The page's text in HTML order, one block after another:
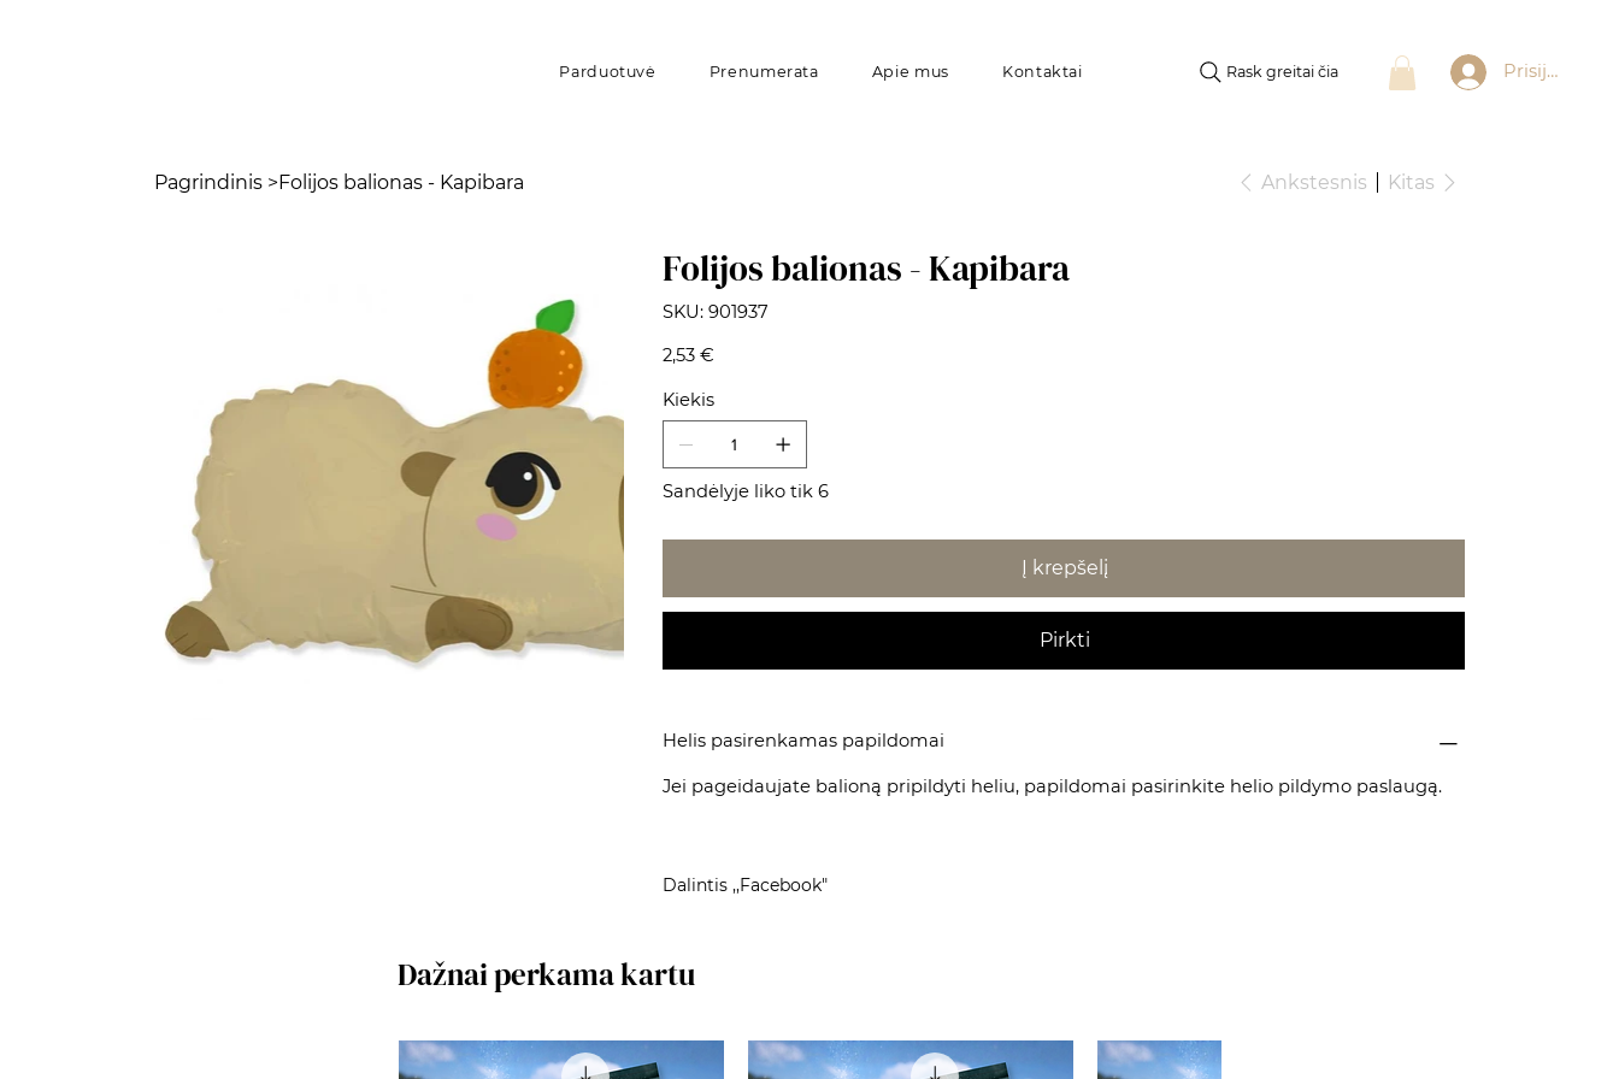
Parduotuvė Prenumerata Apie mus Kontaktai Rask greitai čia Prisijungti
Pagrindinis >Folijos balionas - Kapibara Ankstesnis Kitas
Folijos balionas - Kapibara
SKU: SKU
901937
901937
Kaina
2,53 €
Kiekis
Sandėlyje liko tik 6
Į krepšelį
Pirkti
Helis pasirenkamas papildomai
Jei pageidaujate balioną pripildyti heliu, papildomai pasirinkite helio pildymo paslaugą.
Dalintis ,,Facebook"
Dažnai perkama kartu